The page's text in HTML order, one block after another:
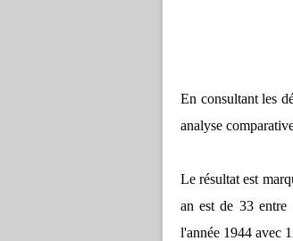
En consultant les
analyse
Le résultat est
an est de 33
l'année 1944 avec